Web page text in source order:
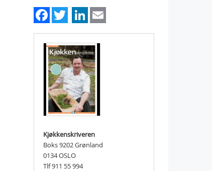
Facebook
TwitterLinkedIn
Kjøkkenskriveren
Boks 9202 Grønland
0134 OSLO
Tlf 911 55 994